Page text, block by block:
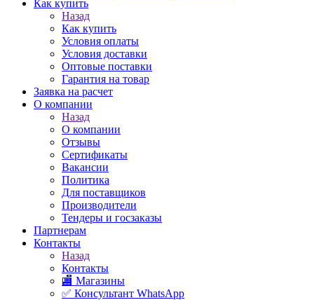
Как купить
Назад
Как купить
Условия оплаты
Условия доставки
Оптовые поставки
Гарантия на товар
Заявка на расчет
О компании
Назад
О компании
Отзывы
Сертификаты
Вакансии
Политика
Для поставщиков
Производители
Тендеры и госзаказы
Партнерам
Контакты
Назад
Контакты
🏬 Магазины
✅️ Консультант WhatsApp